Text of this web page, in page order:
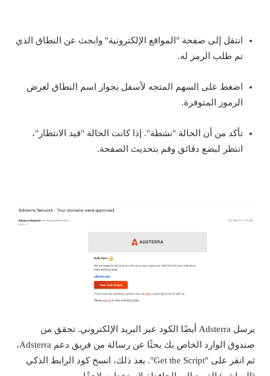
انتقل إلى صفحة "المواقع الإلكترونية" وابحث عن النطاق الذي
تم طلب الرمز له.
اضغط على السهم المتجه لأسفل بجوار اسم النطاق لعرض
الرموز المتوفرة.
تأكد من أن الحالة "نشطة". إذا كانت الحالة "قيد الانتظار"،
انتظر لبضع دقائق وقم بتحديث الصفحة.
يرسل Adsterra أيضًا الكود عبر البريد الإلكتروني. تحقق من
صندوق الوارد الخاص بك بحثًا عن رسالة من فريق دعم Adsterra،
ثم انقر على "Get the Script". بعد ذلك، انسخ كود الرابط الذكي